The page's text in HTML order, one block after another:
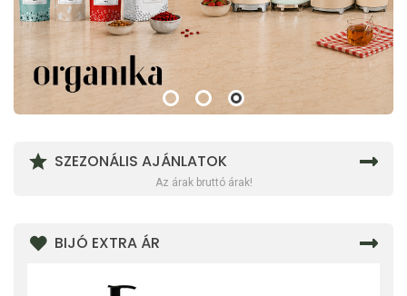
SZEZONÁLIS AJÁNLATOK
Az árak bruttó árak!
BIJÓ EXTRA ÁR